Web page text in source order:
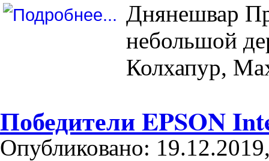
Днянешвар
небольшой
Колхапур,
Победители EPSON
Опубликовано: